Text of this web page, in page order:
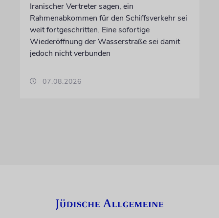
Iranischer Vertreter sagen, ein
Rahmenabkommen für den Schiffsverkehr sei
weit fortgeschritten. Eine sofortige
Wiederöffnung der Wasserstraße sei damit
jedoch nicht verbunden
07.08.2026